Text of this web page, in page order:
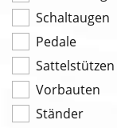
Schaltaugen
Pedale
Sattelstützen
Vorbauten
Ständer